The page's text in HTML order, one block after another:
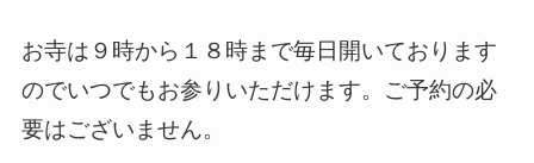
お寺は９時から１８時まで毎日開いております
のでいつでもお参りいただけます。ご予約の必
要はございません。